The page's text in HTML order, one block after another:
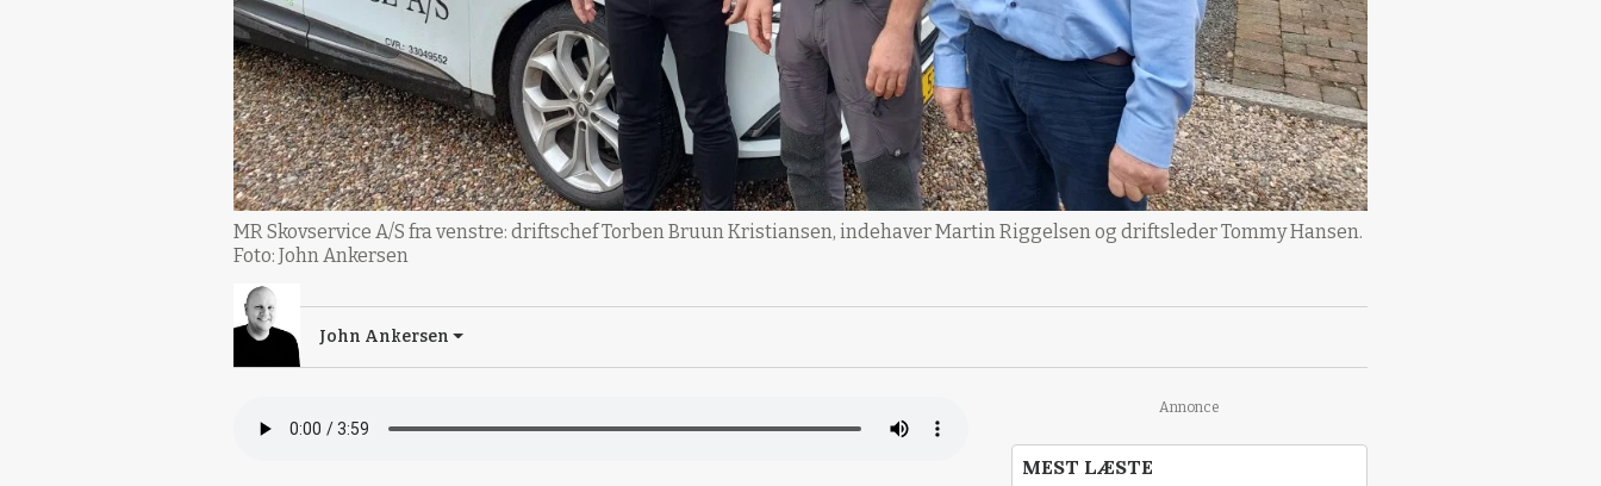
MR Skovservice A/S fra venstre: driftschef Torben Bruun Kristiansen, indehaver Martin Riggelsen og driftsleder Tommy Hansen.
Foto: John Ankersen
John Ankersen
Annonce
MEST LÆSTE